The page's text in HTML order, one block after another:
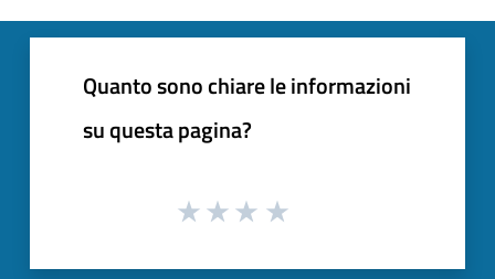
Quanto sono chiare le informazioni
su questa pagina?